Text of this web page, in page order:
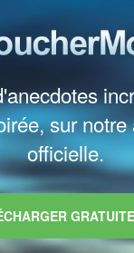
sur
officielle.